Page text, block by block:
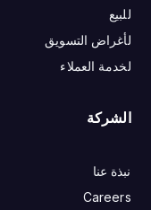
للبيع
لأغراض التسويق
لخدمة العملاء
الشركة
نبذة عنا
Careers